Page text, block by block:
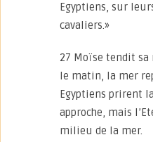
Egyptiens, sur
cavaliers.»
27 Moïse tendit sa
le matin, la mer
Egyptiens prirent
approche, mais
milieu de la mer.